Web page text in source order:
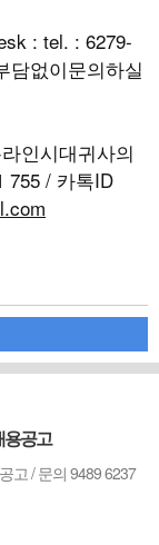
: tel. : 6279-
담없이문의하실
인시대귀사의
755 / 카톡ID
용공고
고 / 문의 9489 6237